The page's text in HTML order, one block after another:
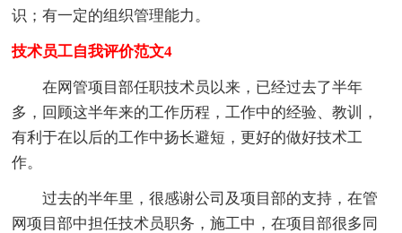
识；有一定的组织管理能力。
技术员工自我评价范文4
在网管项目部任职技术员以来，已经过去了半年
多，回顾这半年来的工作历程，工作中的经验、教训，
有利于在以后的工作中扬长避短，更好的做好技术工
作。
过去的半年里，很感谢公司及项目部的支持，在管
网项目部中担任技术员职务，施工中，在项目部很多同